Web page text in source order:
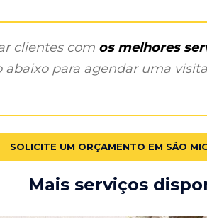
clientes com os melhores
abaixo para agendar uma
SOLICITE UM ORÇAMENTO EM SÃO
Mais serviços